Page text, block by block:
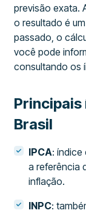
previsão exata.
o resultado é
passado, o
você pode
consultando os
Brasil
IPCA: índice
a referência
inflação.
INPC: